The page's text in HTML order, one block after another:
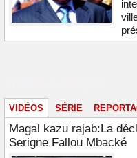
VIDÉOS SÉRIE
Magal kazu rajab:La
Serigne Fallou Mbacké